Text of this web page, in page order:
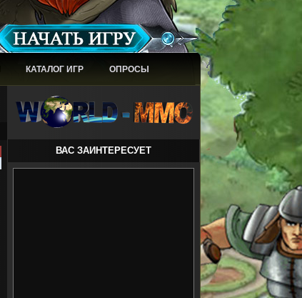
КАТАЛОГ ИГР ОПРОСЫ
ВАС ЗАИНТЕРЕСУЕТ